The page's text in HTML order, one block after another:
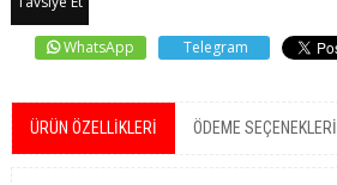
WhatsApp Telegram
ÜRÜN ÖZELLIKLERI ÖDEME SEÇENEKLERI